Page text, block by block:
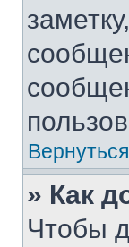
» Как
Чтобы